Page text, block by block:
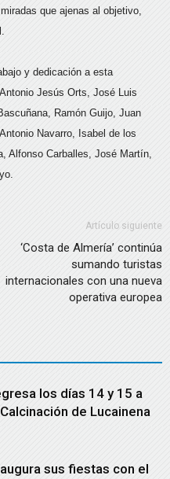
que ajenas al objetivo,
y dedicación a esta
Jesús Orts, José Luis
Ramón Guijo, Juan
Navarro, Isabel de los
Alfonso Carballes, José Martín,
Artículo siguiente
‘Costa de Almería’ continúa
sumando turistas
internacionales con una nueva
operativa europea
los días 14 y 15 a
de Lucainena
sus fiestas con el